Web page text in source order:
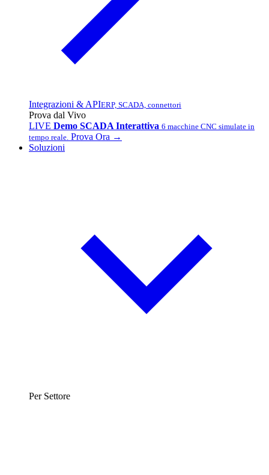
Integrazioni & APIERP, SCADA, connettori
Prova dal Vivo
LIVE Demo SCADA Interattiva 6 macchine CNC simulate in
tempo reale. Prova Ora →
Soluzioni
Per Settore